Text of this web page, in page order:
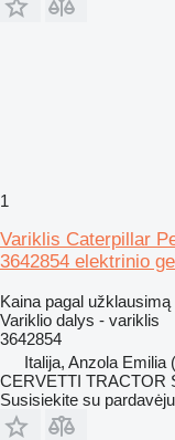
1
Variklis Caterpillar
3642854 elektrinio
Kaina pagal užklausimą
Variklio dalys - variklis
3642854
Italija, Anzola Emilia
CERVETTI TRACTOR
Susisiekite su pardavėju